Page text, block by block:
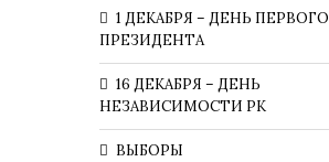
1 ДЕКАБРЯ – ДЕНЬ ПЕРВОГО
ПРЕЗИДЕНТА
16 ДЕКАБРЯ – ДЕНЬ
НЕЗАВИСИМОСТИ РК
ВЫБОРЫ